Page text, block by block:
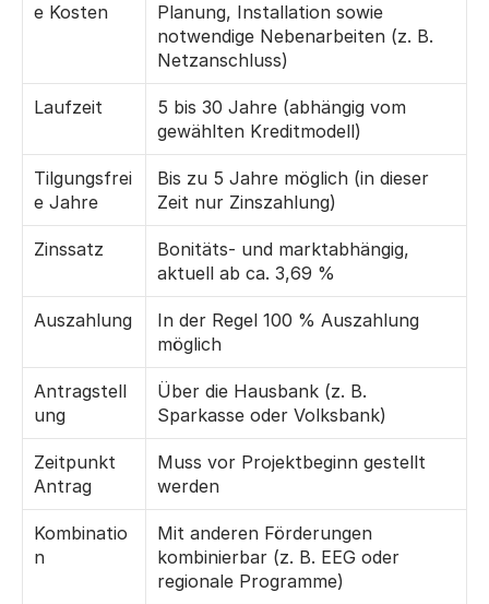
e Kosten
Planung, Installation sowie
notwendige Nebenarbeiten (z. B.
Netzanschluss)
Laufzeit
5 bis 30 Jahre (abhängig vom
gewählten Kreditmodell)
Tilgungsfrei
e Jahre
Bis zu 5 Jahre möglich (in dieser
Zeit nur Zinszahlung)
Zinssatz
Bonitäts- und marktabhängig,
aktuell ab ca. 3,69 %
Auszahlung
In der Regel 100 % Auszahlung
möglich
Antragstell
ung
Über die Hausbank (z. B.
Sparkasse oder Volksbank)
Zeitpunkt
Antrag
Muss vor Projektbeginn gestellt
werden
Kombinatio
n
Mit anderen Förderungen
kombinierbar (z. B. EEG oder
regionale Programme)